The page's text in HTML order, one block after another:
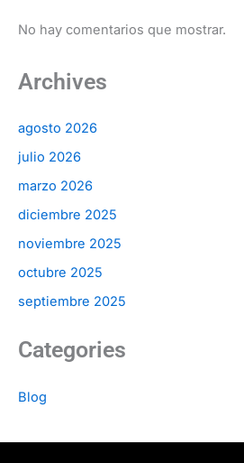
No hay comentarios que mostrar.
Archives
agosto 2026
julio 2026
marzo 2026
diciembre 2025
noviembre 2025
octubre 2025
septiembre 2025
Categories
Blog